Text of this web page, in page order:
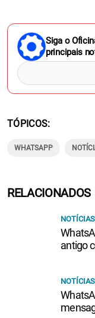
Siga o
principais
TÓPICOS
WHATSAPP
RELACIONADOS
NOTÍCIAS
antigo
NOTÍCIAS